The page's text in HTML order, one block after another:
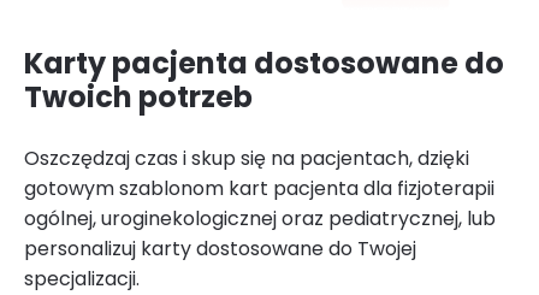
Karty pacjenta dostosowane do
Twoich potrzeb
Oszczędzaj czas i skup się na pacjentach, dzięki
gotowym szablonom kart pacjenta dla fizjoterapii
ogólnej, uroginekologicznej oraz pediatrycznej, lub
personalizuj karty dostosowane do Twojej
specjalizacji.